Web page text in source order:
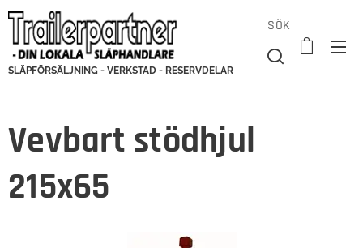
SLÄPFÖRSÄLJNING - VERKSTAD - RESERVDELAR
SÖK
Vevbart stödhjul
215x65